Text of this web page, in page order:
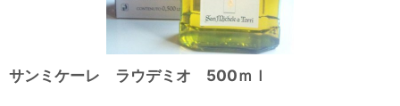
サンミケーレ ラウデミオ 500ｍｌ